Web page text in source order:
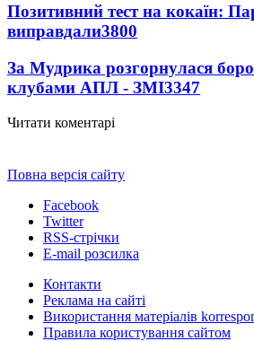
Позитивний тест на кокаїн:
виправдали3800
За Мудрика розгорнулася
клубами АПЛ - ЗМІ3347
Читати коментарі
Повна версія сайту
Facebook
Twitter
RSS-стрічки
E-mail розсилка
Контакти
Реклама на сайті
Використання матеріалів
Правила користування сайтом